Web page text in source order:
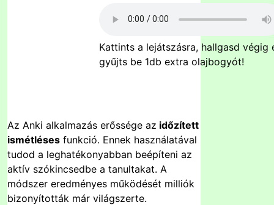
Kattints a lejátszásra, hallgasd végig
gyűjts be 1db extra olajbogyót!
Az Anki alkalmazás erőssége az időzített
ismétléses funkció. Ennek használatával
tudod a leghatékonyabban beépíteni az
aktív szókincsedbe a tanultakat. A
módszer eredményes működését milliók
bizonyították már világszerte.